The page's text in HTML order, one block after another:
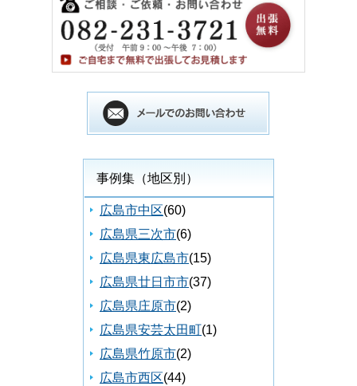
事例集（地区別）
広島市中区(60)
広島県三次市(6)
広島県東広島市(15)
広島県廿日市市(37)
広島県庄原市(2)
広島県安芸太田町(1)
広島県竹原市(2)
広島市西区(44)